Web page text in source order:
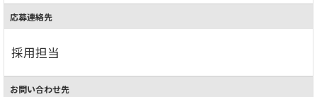
応募連絡先
採用担当
お問い合わせ先